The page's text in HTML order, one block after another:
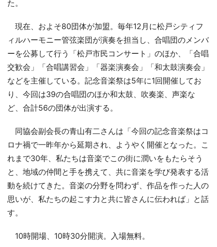
た。
現在、およそ80団体が加盟。毎年12月に松戸シティフ
ィルハーモニー管弦楽団が演奏を担当し、合唱団のメンバ
ーを公募して行う「松戸市民コンサート」のほか、「合唱
交歓会」「合唱講習会」「器楽演奏会」「和太鼓演奏会」
などを主催している。記念音楽祭は5年に1回開催してお
り、今回は39の合唱団のほか和太鼓、吹奏楽、声楽な
ど、合計56の団体が出演する。
同協会副会長の青山有二さんは「今回の記念音楽祭はコ
ロナ禍で一昨年から延期され、ようやく開催となった。こ
れまで30年、私たちは音楽でこの街に潤いをもたらそう
と、地域の仲間と手を携えて、共に音楽を学び発表する活
動を続けてきた。音楽の分野を問わず、作品を作った人の
思いが、私たちの起こす力と共に皆さんに伝われば」と話
す。
10時開場、10時30分開演。入場無料。